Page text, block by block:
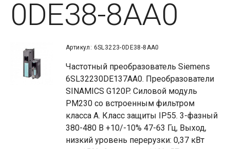
0DE38-8AA0
Артикул: 6SL3223-0DE38-8AA0
Частотный преобразователь Siemens
6SL32230DE137AA0. Преобразователи
SINAMICS G120P. Силовой модуль
PM230 со встроенным фильтром
класса A. Класс защиты IP55. 3-фазный
380-480 В +10/-10% 47-63 Гц, Выход,
низкий уровень перерузки: 0,37 кВт